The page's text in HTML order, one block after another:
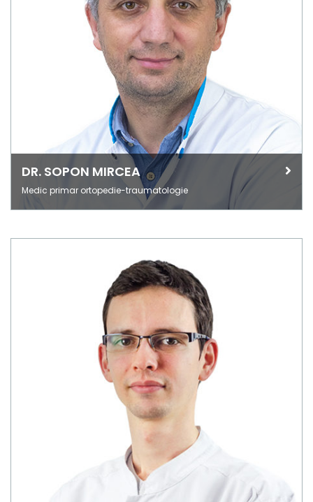
DR. SOPON MIRCEA
Medic primar ortopedie-traumatologie